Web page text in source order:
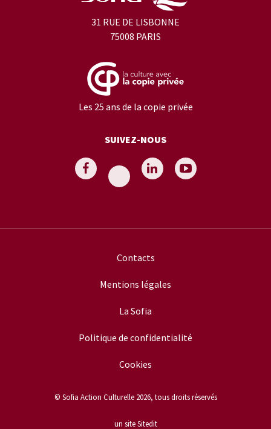
31 RUE DE LISBONNE
75008 PARIS
Les 25 ans de la copie privée
SUIVEZ-NOUS
Contacts
Mentions légales
La Sofia
Politique de confidentialité
Cookies
© Sofia Action Culturelle 2026, tous droits réservés
un site Sitedit